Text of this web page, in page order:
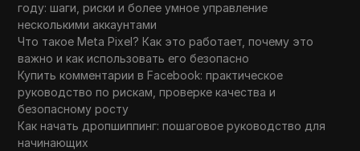
году: шаги, риски и более умное управление
несколькими аккаунтами
Что такое Meta Pixel? Как это работает, почему это
важно и как использовать его безопасно
Купить комментарии в Facebook: практическое
руководство по рискам, проверке качества и
безопасному росту
Как начать дропшиппинг: пошаговое руководство для
начинающих